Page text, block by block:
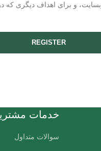
و برای اهداف دیگری که در
REGISTER
خدمات
سوالات متداول